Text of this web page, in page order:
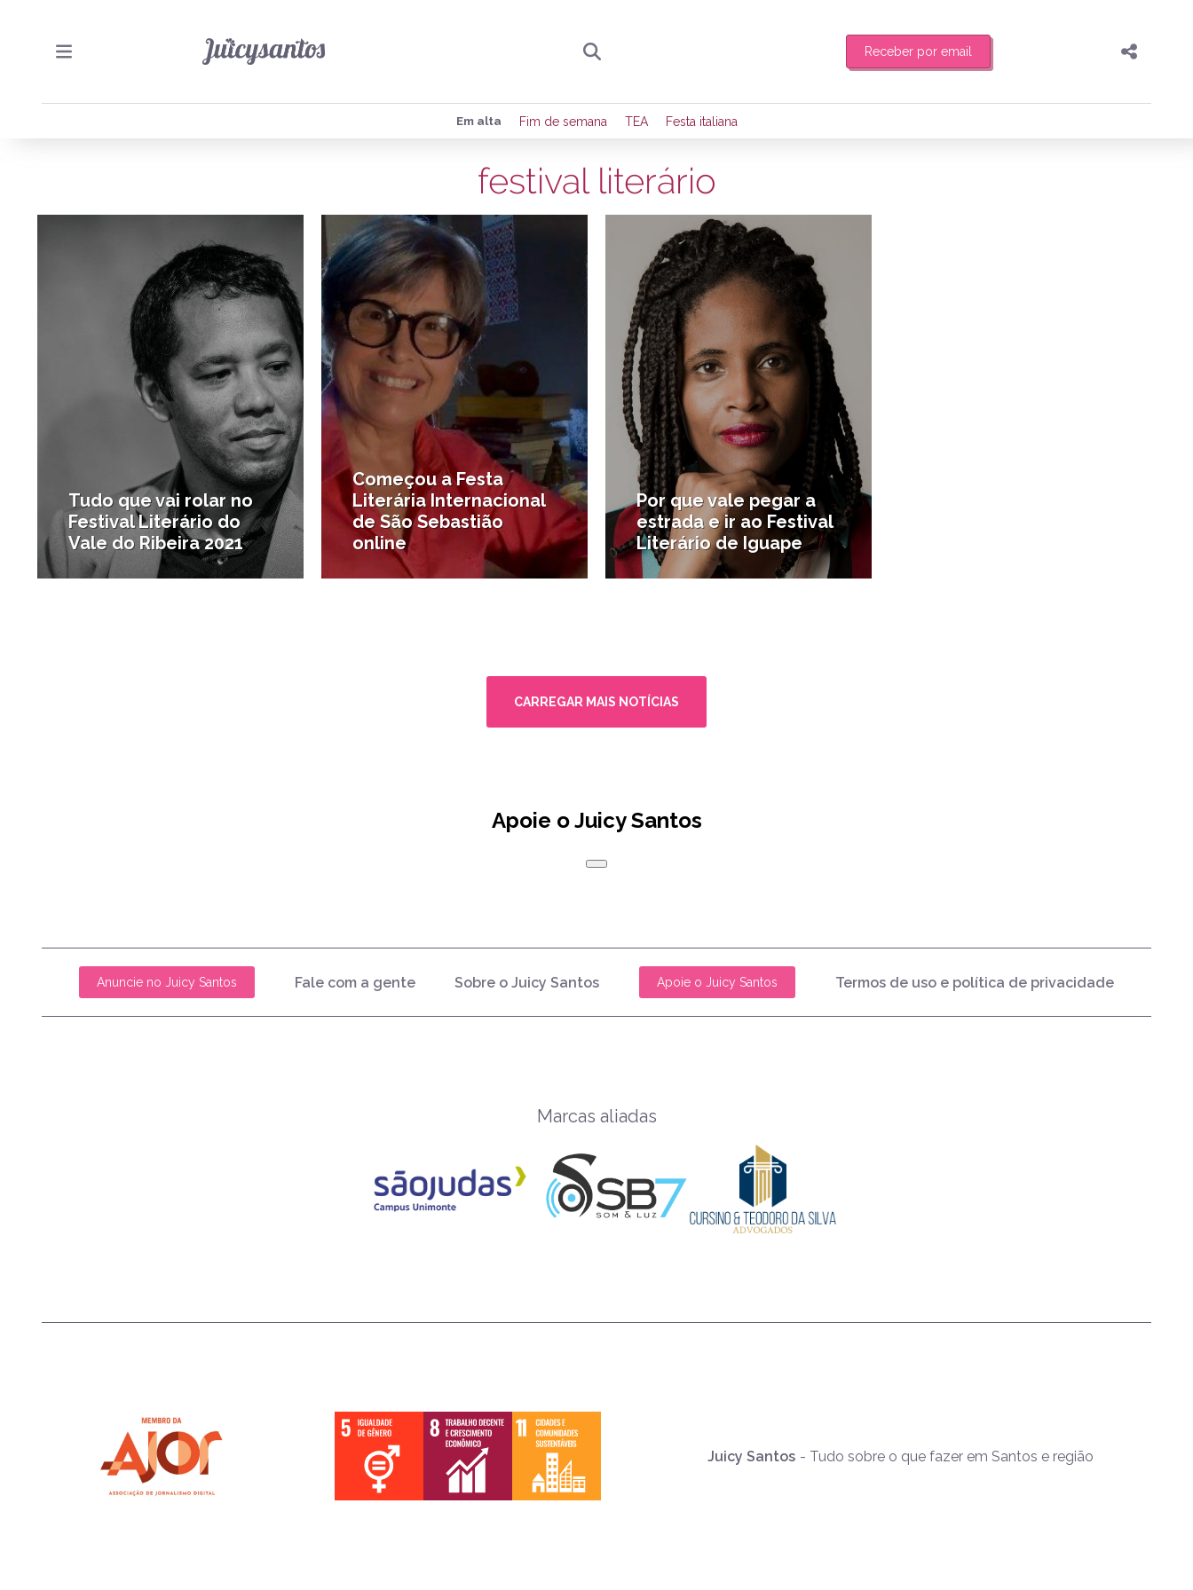
Receber por email
Preencha seus dados para receber toda sexta-feira de manhã o resumo
de eventos e notícias da região.
Quero receber novidades
Compartilhar
Em alta Fim de semana TEA Festa italiana
festival literário
Tudo que vai rolar no
Festival Literário do
Vale do Ribeira 2021
Começou a Festa
Literária Internacional
de São Sebastião
online
Por que vale pegar a
estrada e ir ao Festival
Literário de Iguape
CARREGAR MAIS NOTÍCIAS
Apoie o Juicy Santos
Anuncie no Juicy Santos Fale com a gente Sobre o Juicy Santos Apoie o Juicy Santos Termos de uso e política de privacidade
Marcas aliadas
Juicy Santos - Tudo sobre o que fazer em Santos e região